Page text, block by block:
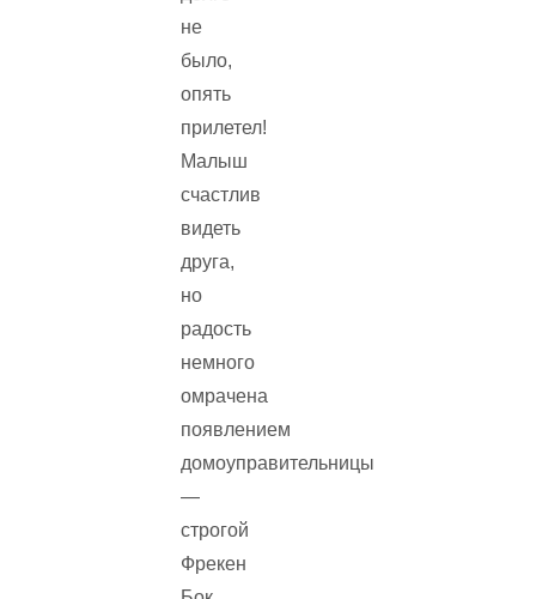
не
было,
опять
прилетел!
Малыш
счастлив
видеть
друга,
но
радость
немного
омрачена
появлением
домоуправительницы
—
строгой
Фрекен